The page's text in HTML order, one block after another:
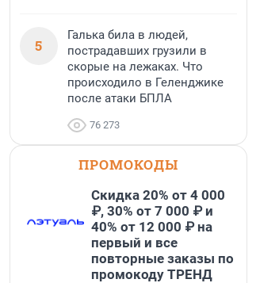
5
Галька била в людей,
пострадавших грузили в
скорые на лежаках. Что
происходило в Геленджике
после атаки БПЛА
76 273
ПРОМОКОДЫ
Скидка 20% от 4 000
₽, 30% от 7 000 ₽ и
40% от 12 000 ₽ на
первый и все
повторные заказы по
промокоду ТРЕНД